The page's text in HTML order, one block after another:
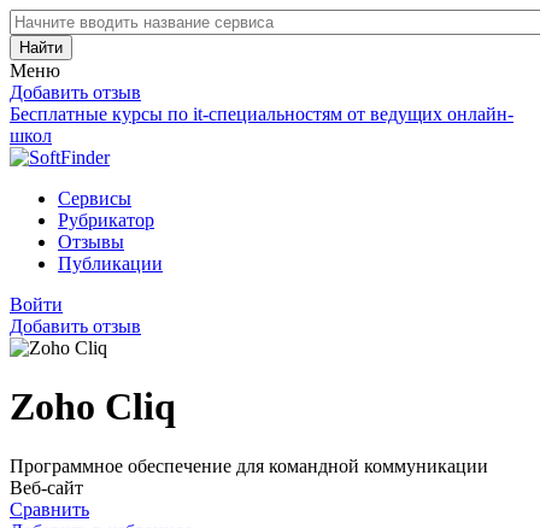
Найти
Меню
Добавить отзыв
Бесплатные курсы по it-специальностям от ведущих онлайн-
школ
Сервисы
Рубрикатор
Отзывы
Публикации
Войти
Добавить отзыв
Zoho Cliq
Программное обеспечение для командной коммуникации
Веб-сайт
Сравнить